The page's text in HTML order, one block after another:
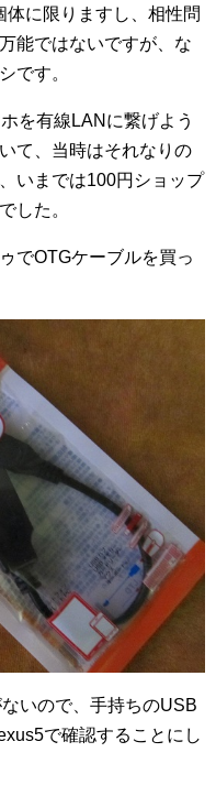
に限りますし、相性問
能ではないですが、な
です。
を有線LANに繋げよう
て、当時はそれなりの
いまでは100円ショップ
した。
でOTGケーブルを買っ
いので、手持ちのUSB
で確認することにし